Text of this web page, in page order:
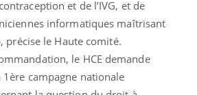
et de l’IVG, et de
informatiques maîtrisant
précise le Haute comité.
le HCE demande
campagne nationale